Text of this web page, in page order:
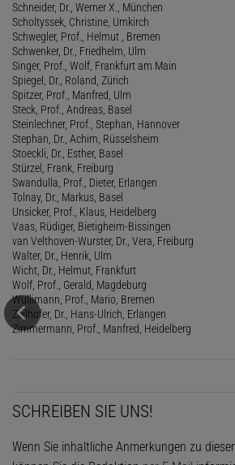
Schneider, Dr., Werner X., München
Scholtyssek, Christine, Umkirch
Schwegler, Prof., Helmut , Bremen
Schwenker, Dr., Friedhelm, Ulm
Singer, Prof., Wolf, Frankfurt am Main
Spiegel, Dr., Roland, Zürich
Spitzer, Prof., Manfred, Ulm
Steck, Prof., Andreas, Basel
Steinlechner, Prof., Stephan, Hannover
Stephan, Dr., Achim, Rüsselsheim
Stoeckli, Dr., Esther, Basel
Stürzel, Frank, Freiburg
Swandulla, Prof., Dieter, Erlangen
Tolnay, Dr., Markus, Basel
Unsicker, Prof., Klaus, Heidelberg
Vaas, Rüdiger, Bietigheim-Bissingen
van Velthoven-Wurster, Dr., Vera, Freiburg
Walter, Dr., Henrik, Ulm
Wicht, Dr., Helmut, Frankfurt
Wolf, Prof., Gerald, Magdeburg
Wullimann, Prof., Mario, Bremen
Zeilhofer, Dr., Hans-Ulrich, Erlangen
Zimmermann, Prof., Manfred, Heidelberg
SCHREIBEN SIE UNS!
Wenn Sie inhaltliche Anmerkungen zu